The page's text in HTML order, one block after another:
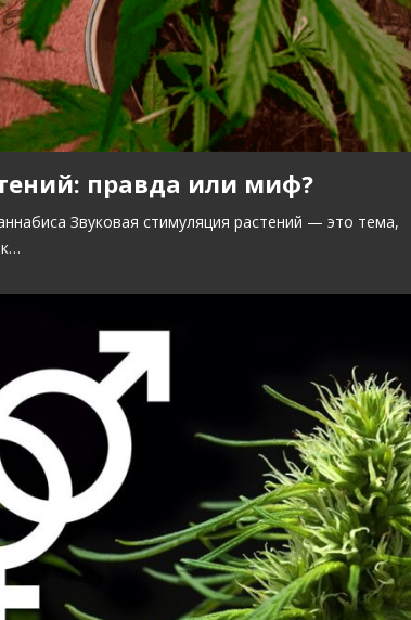
правда или миф?
Звуковая стимуляция растений — это тема,